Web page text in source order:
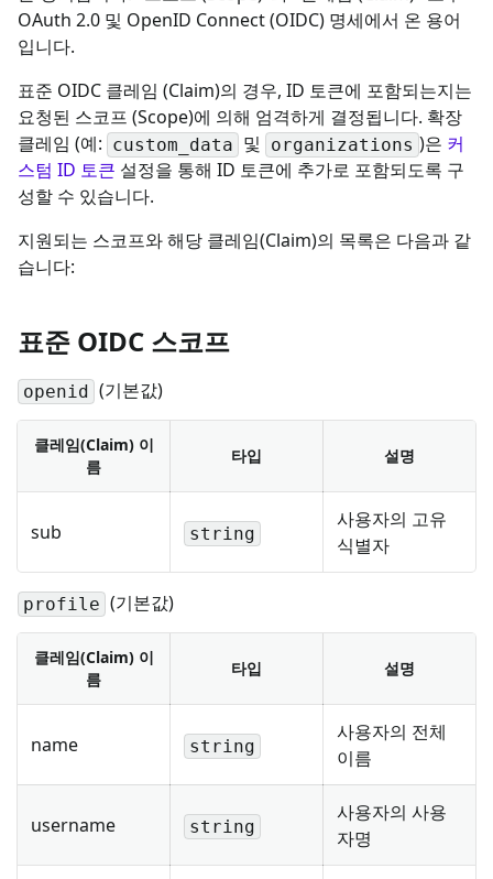
OAuth 2.0 및 OpenID Connect (OIDC) 명세에서 온 용어
입니다.
표준 OIDC 클레임 (Claim)의 경우, ID 토큰에 포함되는지는
요청된 스코프 (Scope)에 의해 엄격하게 결정됩니다. 확장
클레임 (예: custom_data 및 organizations )은 커
스텀 ID 토큰 설정을 통해 ID 토큰에 추가로 포함되도록 구
성할 수 있습니다.
지원되는 스코프와 해당 클레임(Claim)의 목록은 다음과 같
습니다:
표준 OIDC 스코프
openid (기본값)
클레임(Claim) 이
름
타입 설명
sub string
사용자의 고유
식별자
profile (기본값)
클레임(Claim) 이
름
타입 설명
name string
사용자의 전체
이름
username string
사용자의 사용
자명